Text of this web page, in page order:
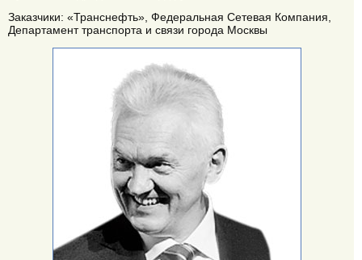
Заказчики: «Транснефть», Федеральная Сетевая Компания,
Департамент транспорта и связи города Москвы